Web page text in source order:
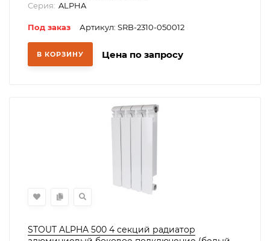
Серия: ALPHA
Под заказ Артикул: SRB-2310-050012
В КОРЗИНУ Цена по запросу
STOUT ALPHA 500 4 секций радиатор